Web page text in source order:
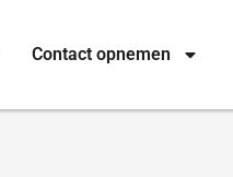
Contact opnemen